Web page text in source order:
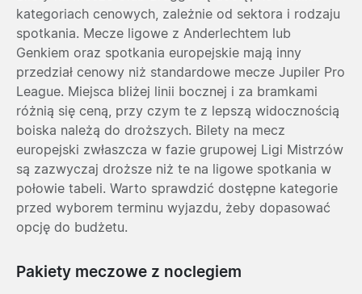
kategoriach cenowych, zależnie od sektora i rodzaju
spotkania. Mecze ligowe z Anderlechtem lub
Genkiem oraz spotkania europejskie mają inny
przedział cenowy niż standardowe mecze Jupiler Pro
League. Miejsca bliżej linii bocznej i za bramkami
różnią się ceną, przy czym te z lepszą widocznością
boiska należą do droższych. Bilety na mecz
europejski zwłaszcza w fazie grupowej Ligi Mistrzów
są zazwyczaj droższe niż te na ligowe spotkania w
połowie tabeli. Warto sprawdzić dostępne kategorie
przed wyborem terminu wyjazdu, żeby dopasować
opcję do budżetu.
Pakiety meczowe z noclegiem